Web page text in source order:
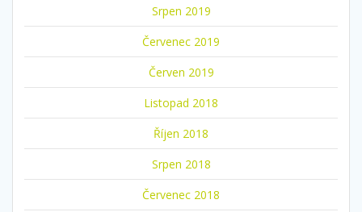
Srpen 2019
Červenec 2019
Červen 2019
Listopad 2018
Říjen 2018
Srpen 2018
Červenec 2018